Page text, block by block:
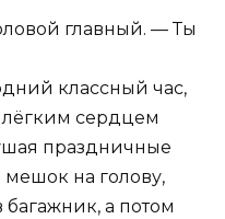
главный. — Ты
классный час,
лёгким сердцем
праздничные
на голову,
багажник, а потом